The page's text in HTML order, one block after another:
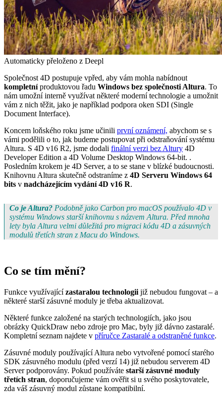
Automaticky přeloženo z Deepl
Společnost 4D postupuje vpřed, aby vám mohla nabídnout
kompletníproduktovou řadu Windows bez společnosti Altura. To
nám umožní interně využívat některé moderní technologie a umožnit
vám z nich těžit, jako je například podpora oken SDI (Single
Document Interface).
Koncem loňského roku jsme učinili první oznámení, abychom se s
vámi podělili o to, jak budeme postupovat při odstraňování systému
Altura. S 4D v16 R2, jsme dodali finální verzi bez Altury 4D
Developer Edition a 4D Volume Desktop Windows 64-bit. .
Posledním krokem je 4D Server, a to se stane v blízké budoucnosti.
Knihovnu Altura skutečně odstraníme z 4D Serveru Windows 64
bits v nadcházejícím vydání 4D v16 R.
Co je Altura? Podobně jako Carbon pro macOS používalo 4D v
systému Windows starší knihovnu s názvem Altura. Před mnoha
lety byla Altura velmi důležitá pro migraci kódu 4D a zásuvných
modulů třetích stran z Macu do Windows.
Co se tím mění?
Funkce využívajícízastaralou technologii již nebudou fungovat – a
některé starší zásuvné moduly je třeba aktualizovat.
Některé funkce založené na starých technologiích, jako jsou
obrázky QuickDraw nebo zdroje pro Mac, byly již dávno zastaralé.
Kompletní seznam najdete v příručce Zastaralé a odstraněné funkce.
Zásuvné moduly používající Altura nebo vytvořené pomocí starého
SDK zásuvného modulu (před verzí 14) již nebudou serverem 4D
Server podporovány. Pokud používáte starší zásuvné moduly
třetích stran, doporučujeme vám ověřit si u svého poskytovatele,
zda váš zásuvný modul zůstane kompatibilní.